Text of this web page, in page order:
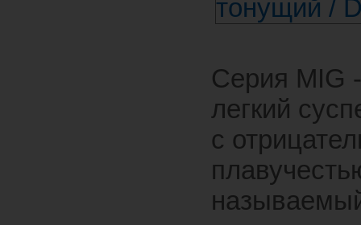
Серия MIG -
легкий
с